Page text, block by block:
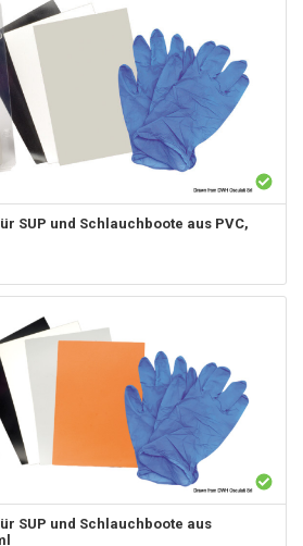
SUP und Schlauchboote aus PVC,
SUP und Schlauchboote aus